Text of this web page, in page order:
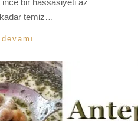
temiz…
devamı